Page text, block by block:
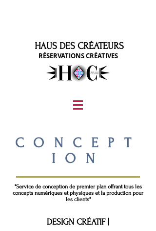
HAUS DES CRÉATEURS
RÉSERVATIONS CRÉATIVES
graphic design, marketing, digital marketing
how to get signed to a record deal
CONCEPT
ION
"Service de conception de premier plan offrant tous les
concepts numériques et physiques et la production pour
les clients"
DESIGN CRÉATIF |